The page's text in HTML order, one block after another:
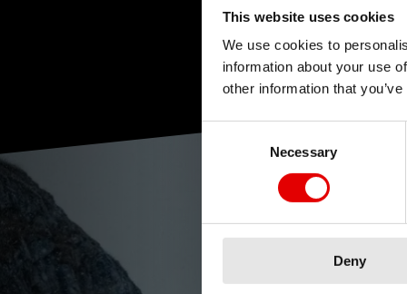
This website uses cookies
We use cookies to
information about your use
other information that
Consent Selection
Necessary
Deny